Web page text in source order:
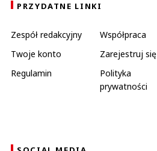
PRZYDATNE LINKI
Zespół redakcyjny Współpraca
Twoje konto
Zarejestruj się
Regulamin
Polityka
prywatności